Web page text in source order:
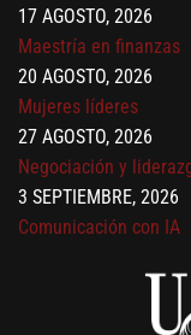
17 AGOSTO, 2026
Maestría en finanzas
20 AGOSTO, 2026
Mujeres líderes
27 AGOSTO, 2026
Negociación y
3 SEPTIEMBRE, 2026
Comunicación con IA
Gobernanza de datos
13 AGOSTO, 2026